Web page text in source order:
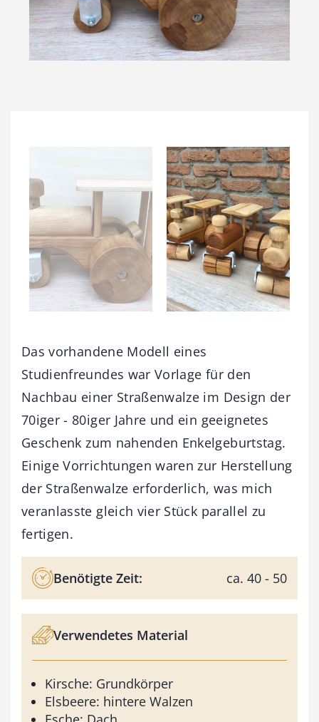
Das vorhandene Modell eines
Studienfreundes war Vorlage für den
Nachbau einer Straßenwalze im Design der
70iger - 80iger Jahre und ein geeignetes
Geschenk zum nahenden Enkelgeburtstag.
Einige Vorrichtungen waren zur Herstellung
der Straßenwalze erforderlich, was mich
veranlasste gleich vier Stück parallel zu
fertigen.
Benötigte Zeit: ca. 40 - 50
Verwendetes Material
Kirsche: Grundkörper
Elsbeere: hintere Walzen